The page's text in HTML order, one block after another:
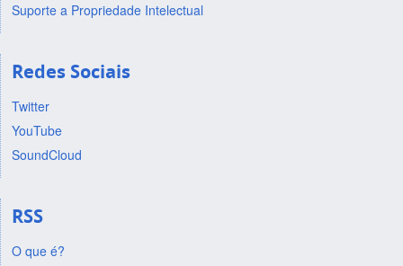
Suporte a Propriedade Intelectual
Redes Sociais
Twitter
YouTube
SoundCloud
RSS
O que é?